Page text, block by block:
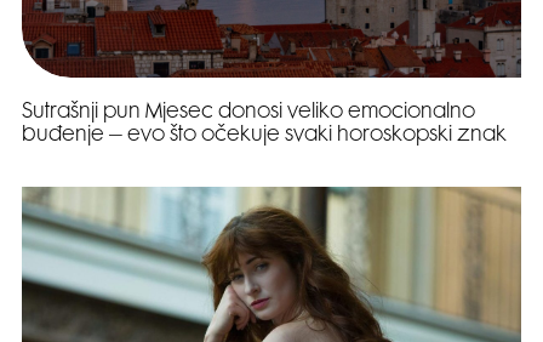
Sutrašnji pun Mjesec donosi veliko emocionalno
buđenje – evo što očekuje svaki horoskopski znak